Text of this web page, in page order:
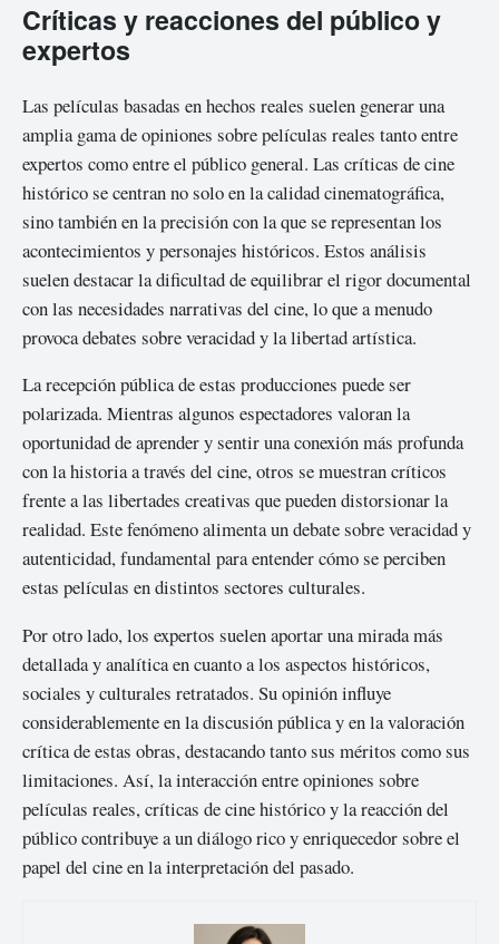
Críticas y reacciones del público y
expertos
Las películas basadas en hechos reales suelen generar una
amplia gama de opiniones sobre películas reales tanto entre
expertos como entre el público general. Las críticas de cine
histórico se centran no solo en la calidad cinematográfica,
sino también en la precisión con la que se representan los
acontecimientos y personajes históricos. Estos análisis
suelen destacar la dificultad de equilibrar el rigor documental
con las necesidades narrativas del cine, lo que a menudo
provoca debates sobre veracidad y la libertad artística.
La recepción pública de estas producciones puede ser
polarizada. Mientras algunos espectadores valoran la
oportunidad de aprender y sentir una conexión más profunda
con la historia a través del cine, otros se muestran críticos
frente a las libertades creativas que pueden distorsionar la
realidad. Este fenómeno alimenta un debate sobre veracidad y
autenticidad, fundamental para entender cómo se perciben
estas películas en distintos sectores culturales.
Por otro lado, los expertos suelen aportar una mirada más
detallada y analítica en cuanto a los aspectos históricos,
sociales y culturales retratados. Su opinión influye
considerablemente en la discusión pública y en la valoración
crítica de estas obras, destacando tanto sus méritos como sus
limitaciones. Así, la interacción entre opiniones sobre
películas reales, críticas de cine histórico y la reacción del
público contribuye a un diálogo rico y enriquecedor sobre el
papel del cine en la interpretación del pasado.